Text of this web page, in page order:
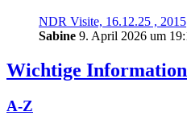
NDR Visite, 16.12.25 , 2015
Sabine 9. April 2026 um
Wichtige
A-Z